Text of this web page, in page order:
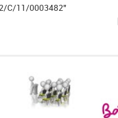
C/11/0003482"